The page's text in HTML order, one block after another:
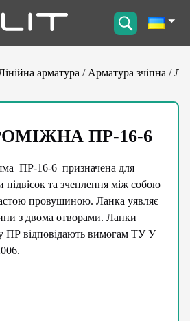
арматура / Арматура зчіпна /
ПР-16-6
ПР-16-6 призначена для
та зчеплення між собою
провушиною. Ланка уявляє
з двома отворами. Ланки
ПР відповідають вимогам ТУ У